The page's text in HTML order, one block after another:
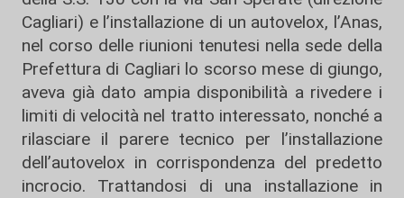
Cagliari) e l’installazione di un autovelox, l’Anas,
nel corso delle riunioni tenutesi nella sede della
Prefettura di Cagliari lo scorso mese di giungo,
aveva già dato ampia disponibilità a rivedere i
limiti di velocità nel tratto interessato, nonché a
rilasciare il parere tecnico per l’installazione
dell’autovelox in corrispondenza del predetto
incrocio. Trattandosi di una installazione in